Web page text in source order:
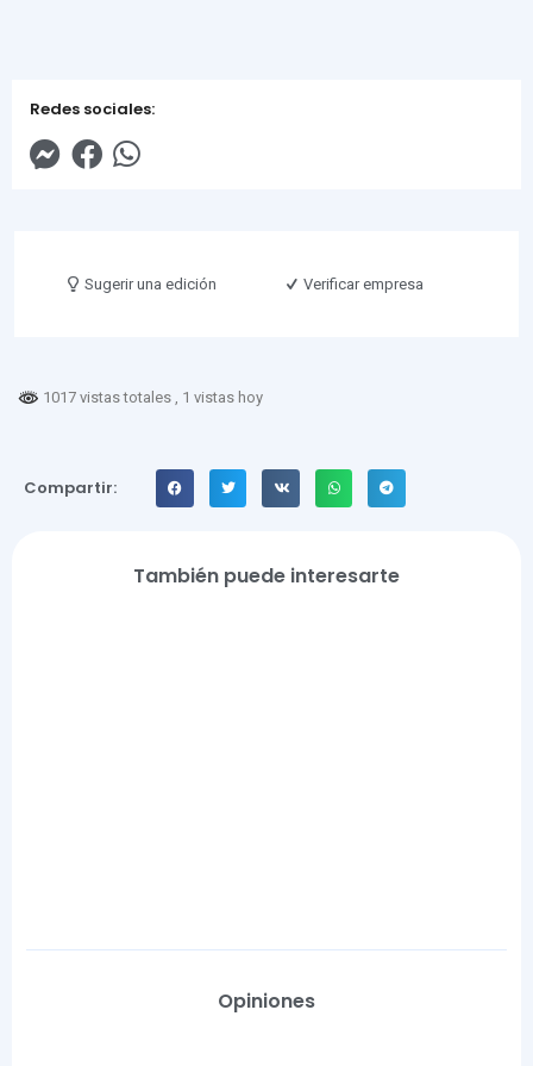
Redes sociales:
Sugerir una edición Verificar empresa
1017 vistas totales , 1 vistas hoy
Compartir:
También puede interesarte
Opiniones